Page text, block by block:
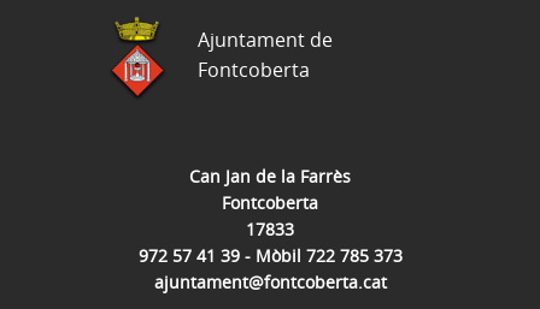
Can Jan de la Farrès
Fontcoberta
17833
972 57 41 39 - Mòbil 722 785 373
ajuntament@fontcoberta.cat
Ajuntament de
Fontcoberta